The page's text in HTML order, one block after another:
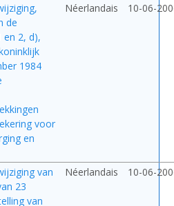
de
en 2, d),
1984
voor
en
Néerlandais 10-06-
van
23
van
Néerlandais 10-06-